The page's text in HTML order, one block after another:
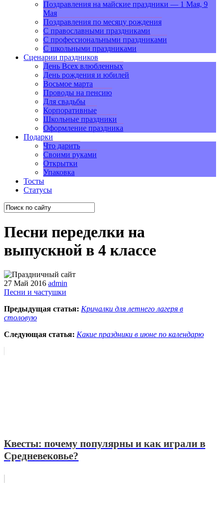
Поздравления на майские праздники — 1 Мая, 9
Мая
Поздравления по месяцу рождения
С православными праздниками
С профессиональными праздниками
С школьными праздниками
Сценарии праздников
День Всех влюбленных
День рождения и юбилей
Восьмое марта
Проводы на пенсию
Для свадьбы
Корпоративные
Школьные праздники
Оформление праздника
Подарки
Что дарить
Своими руками
Открытки
Упаковка
Тосты
Статусы
Песни переделки на
выпускной в 4 классе
27 Май 2016 admin
Песни и частушки
Предыдущая статья: Кричалки для летнего лагеря в
столовую
Следующая статья: Какие праздники в июне по календарю
Квесты: почему популярны и как играли в
Средневековье?